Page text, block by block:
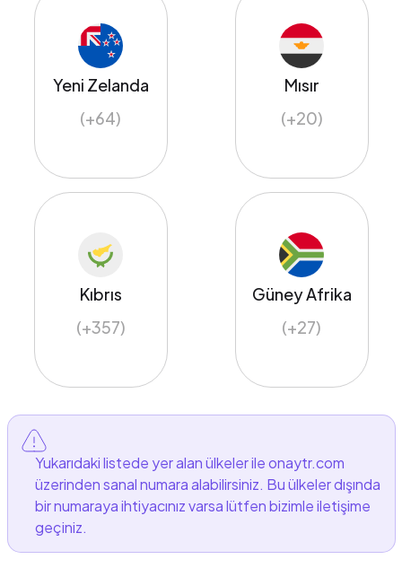
Yeni Zelanda
(+64)
Mısır
(+20)
Kıbrıs
(+357)
Güney Afrika
(+27)
Yukarıdaki listede yer alan ülkeler ile onaytr.com
üzerinden sanal numara alabilirsiniz. Bu ülkeler dışında
bir numaraya ihtiyacınız varsa lütfen bizimle iletişime
geçiniz.